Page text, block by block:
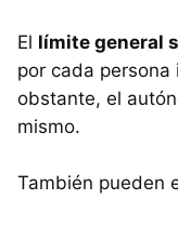
El límite general
por cada persona
obstante, el
mismo.
También pueden